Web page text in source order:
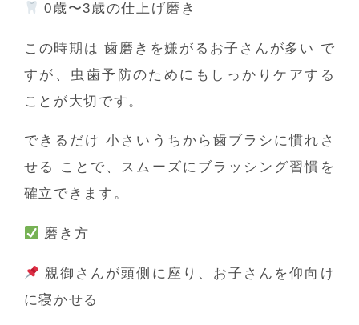
0歳〜3歳の仕上げ磨き
この時期は歯磨きを嫌がるお子さんが多い で
すが、虫歯予防のためにもしっかりケアする
ことが大切です。
できるだけ小さいうちから歯ブラシに慣れさ
せる
ことで、スムーズにブラッシング習慣を
確立できます。
磨き方
親御さんが頭側に座り、お子さんを仰向け
に寝かせる